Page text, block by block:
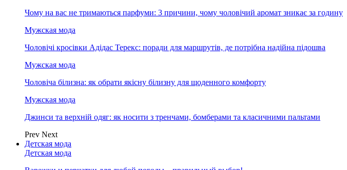
Чому на вас не тримаються парфуми: 3 причини, чому чоловічий аромат зникає за годину
Мужская мода
Чоловічі кросівки Адідас Терекс: поради для маршрутів, де потрібна надійна підошва
Мужская мода
Чоловіча білизна: як обрати якісну білизну для щоденного комфорту
Мужская мода
Джинси та верхній одяг: як носити з тренчами, бомберами та класичними пальтами
Prev Next
Детская мода
Детская мода